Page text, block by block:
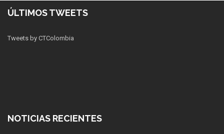
ÚLTIMOS TWEETS
Tweets by CTColombia
NOTICIAS RECIENTES